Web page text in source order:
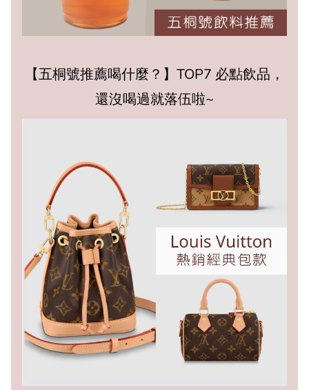
【五桐號推薦喝什麼？】TOP7 必點飲品，
還沒喝過就落伍啦~